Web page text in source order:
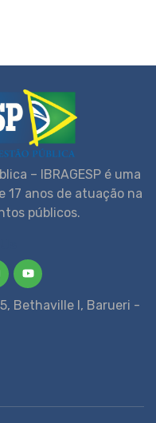
– IBRAGESP é uma
17 anos de atuação na
públicos.
Bethaville I, Barueri -